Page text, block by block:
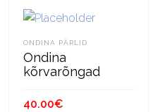
ONDINA PÄRLID
Ondina
kõrvarõngad
40.00€